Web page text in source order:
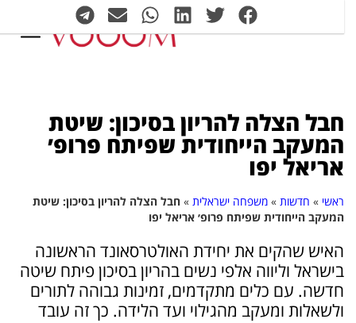
חבל הצלה להריון בסיכון: שיטת
המעקב הייחודית שפיתח פרופ׳
אריאל יפו
ראשי » חדשות » משפחה ישראלית » חבל הצלה להריון בסיכון: שיטת
המעקב הייחודית שפיתח פרופ׳ אריאל יפו
האיש שהקים את יחידת האולטרסאונד הראשונה
בישראל וליווה אלפי נשים בהריון בסיכון פיתח שיטה
חדשה. עם כלים מתקדמים, זמינות גבוהה לתורים
ולשאלות ומעקב מהגילוי ועד הלידה. כך זה עובד